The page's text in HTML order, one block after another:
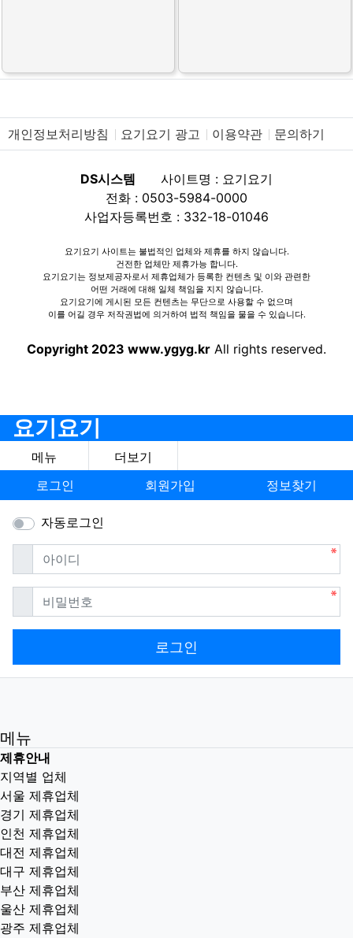
개인정보처리방침 요기요기 광고 이용약관 문의하기
DS시스템
사이트명 : 요기요기
전화 : 0503-5984-0000
사업자등록번호 : 332-18-01046
요기요기 사이트는 불법적인 업체와 제휴를 하지 않습니다.
건전한 업체만 제휴가능 합니다.
요기요기는 정보제공자로서 제휴업체가 등록한 컨텐츠 및 이와 관련한
어떤 거래에 대해 일체 책임을 지지 않습니다.
요기요기에 게시된 모든 컨텐츠는 무단으로 사용할 수 없으며
이를 어길 경우 저작권법에 의거하여 법적 책임을 물을 수 있습니다.
Copyright 2023 www.ygyg.kr All rights reserved.
요기요기
메뉴
더보기
로그인
회원가입 정보찾기
자동로그인
아이디필수
비밀번호필수
로그인
메뉴
제휴안내
지역별 업체
서울 제휴업체
경기 제휴업체
인천 제휴업체
대전 제휴업체
대구 제휴업체
부산 제휴업체
울산 제휴업체
광주 제휴업체